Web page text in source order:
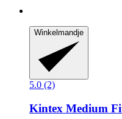
Winkelmandje
5.0 (2)
Kintex Medium